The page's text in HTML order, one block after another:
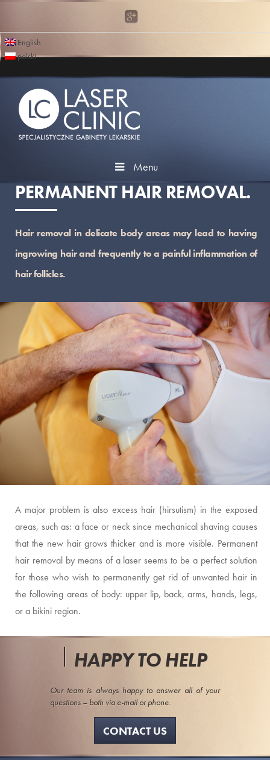
English
polski
Menu
PERMANENT HAIR REMOVAL.
Hair removal in delicate body areas may lead to having
ingrowing hair and frequently to a painful inflammation of
hair follicles.
A major problem is also excess hair (hirsutism) in the exposed
areas, such as: a face or neck since mechanical shaving causes
that the new hair grows thicker and is more visible. Permanent
hair removal by means of a laser seems to be a perfect solution
for those who wish to permanently get rid of unwanted hair in
the following areas of body: upper lip, back, arms, hands, legs,
or a bikini region.
HAPPY TO HELP
Our team is always happy to answer all of your
questions – both via e-mail or phone.
CONTACT US